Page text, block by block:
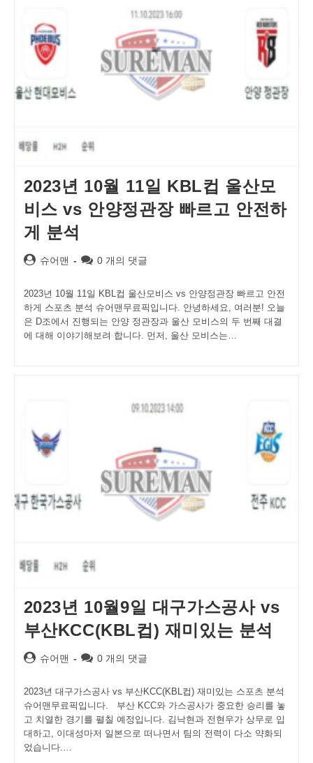
2023년 10월 11일 KBL컵 울산모
비스 vs 안양정관장 빠르고 안전하
게 분석
Post슈어맨
Post0 개의 댓글
2023년 10월 11일 KBL컵 울산모비스 vs 안양정관장 빠르고 안전
하게 스포츠 분석 슈어맨무료픽입니다. 안녕하세요, 여러분! 오늘
은 D조에서 진행되는 안양 정관장과 울산 모비스의 두 번째 대결
에 대해 이야기해보려 합니다. 먼저, 울산 모비스는…
2023년 10월9일 대구가스공사 vs
부산KCC(KBL컵) 재미있는 분석
Post슈어맨
Post0 개의 댓글
2023년 대구가스공사 vs 부산KCC(KBL컵) 재미있는 스포츠 분석
슈어맨무료픽입니다. 부산 KCC와 가스공사가 중요한 승리를 놓
고 치열한 경기를 펼칠 예정입니다. 김낙현과 전현우가 상무로 입
대하고, 이대성마저 일본으로 떠나면서 팀의 전력이 다소 약화되
었습니다.…